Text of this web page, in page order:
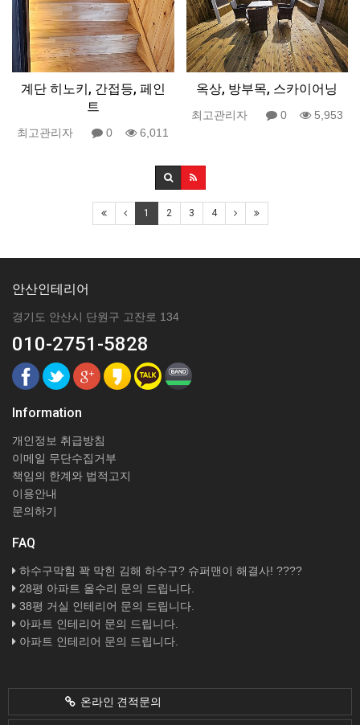
계단 히노키, 간접등, 페인
트
최고관리자 0 6,011
옥상, 방부목, 스카이어닝
최고관리자 0 5,953
1 2 3 4
안산인테리어
경기도 안산시 단원구 고잔로 134
010-2751-5828
Information
개인정보 취급방침
이메일 무단수집거부
책임의 한계와 법적고지
이용안내
문의하기
FAQ
하수구막힘 꽉 막힌 김해 하수구? 슈퍼맨이 해결사! ????
28평 아파트 올수리 문의 드립니다.
38평 거실 인테리어 문의 드립니다.
아파트 인테리어 문의 드립니다.
아파트 인테리어 문의 드립니다.
온라인 견적문의